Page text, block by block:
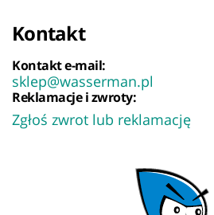
Kontakt
Kontakt e-mail:
sklep@wasserman.pl
Reklamacje i zwroty:
Zgłoś zwrot lub reklamację